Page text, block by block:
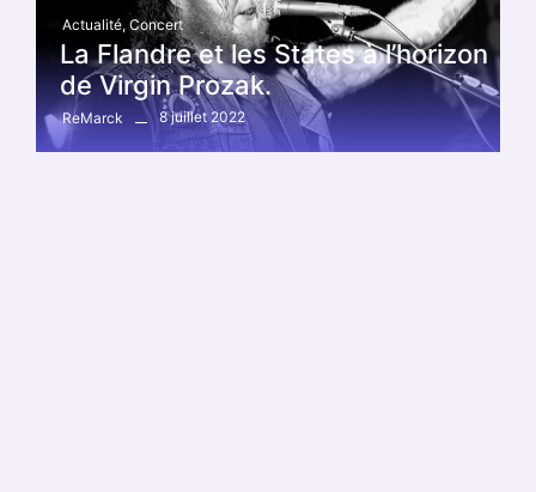
Actualité, Concert
La Flandre et les States à l’horizon
de Virgin Prozak.
ReMarck 8 juillet 2022